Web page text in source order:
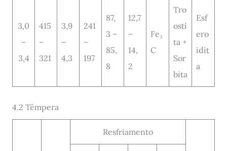
3,0
–
3,4
415
–
321
3,9
–
4,3
241
–
197
87,
3 –
85,
8
12,7
–
14,
2
Fe₃
C
Tro
osti
ta +
Sor
bita
Esf
ero
idit
a
4.2 Têmpera
Resfriamento